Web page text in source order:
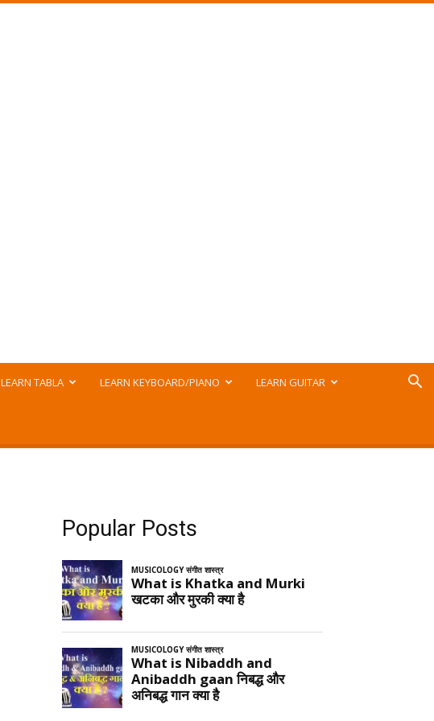
LEARN TABLA LEARN KEYBOARD/PIANO LEARN GUITAR
Popular Posts